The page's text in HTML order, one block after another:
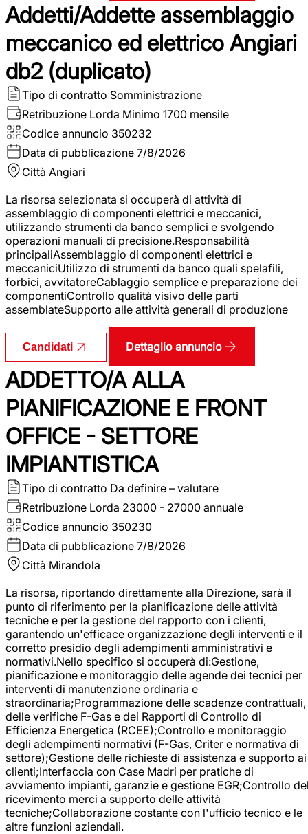
Addetti/Addette assemblaggio
meccanico ed elettrico Angiari
db2 (duplicato)
Tipo di contratto Somministrazione
Retribuzione Lorda Minimo 1700 mensile
Codice annuncio 350232
Data di pubblicazione 7/8/2026
Città Angiari
La risorsa selezionata si occuperà di attività di
assemblaggio di componenti elettrici e meccanici,
utilizzando strumenti da banco semplici e svolgendo
operazioni manuali di precisione.Responsabilità
principaliAssemblaggio di componenti elettrici e
meccaniciUtilizzo di strumenti da banco quali spelafili,
forbici, avvitatoreCablaggio semplice e preparazione dei
componentiControllo qualità visivo delle parti
assemblateSupporto alle attività generali di produzione
Candidati Dettaglio annuncio
ADDETTO/A ALLA
PIANIFICAZIONE E FRONT
OFFICE - SETTORE
IMPIANTISTICA
Tipo di contratto Da definire – valutare
Retribuzione Lorda 23000 - 27000 annuale
Codice annuncio 350230
Data di pubblicazione 7/8/2026
Città Mirandola
La risorsa, riportando direttamente alla Direzione, sarà il
punto di riferimento per la pianificazione delle attività
tecniche e per la gestione del rapporto con i clienti,
garantendo un'efficace organizzazione degli interventi e il
corretto presidio degli adempimenti amministrativi e
normativi.Nello specifico si occuperà di:Gestione,
pianificazione e monitoraggio delle agende dei tecnici per
interventi di manutenzione ordinaria e
straordinaria;Programmazione delle scadenze contrattuali,
delle verifiche F-Gas e dei Rapporti di Controllo di
Efficienza Energetica (RCEE);Controllo e monitoraggio
degli adempimenti normativi (F-Gas, Criter e normativa di
settore);Gestione delle richieste di assistenza e supporto ai
clienti;Interfaccia con Case Madri per pratiche di
avviamento impianti, garanzie e gestione EGR;Controllo
ricevimento merci a supporto delle attività
tecniche;Collaborazione costante con l'ufficio tecnico e le
altre funzioni aziendali.